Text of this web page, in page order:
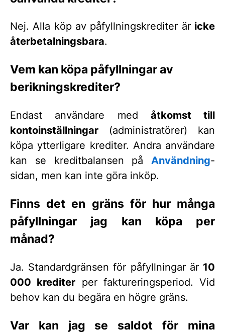
Nej. Alla köp av påfyllningskrediter är icke
återbetalningsbara.
Vem kan köpa påfyllningar av
berikningskrediter?
Endast användare med åtkomst till
kontoinställningar (administratörer) kan
köpa ytterligare krediter. Andra användare
kan se kreditbalansen på Användning-
sidan, men kan inte göra inköp.
Finns det en gräns för hur många
påfyllningar jag kan köpa per
månad?
Ja. Standardgränsen för påfyllningar är 10
000 krediter per faktureringsperiod. Vid
behov kan du begära en högre gräns.
Var kan jag se saldot för mina